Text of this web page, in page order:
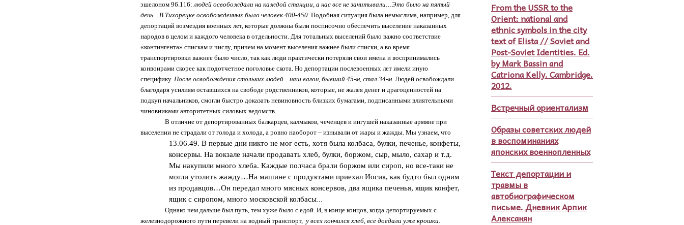
эшелоном 96.116:людей освобождали на каждой станции, а нас все не зачитывали…Это было на пятый
день…В Тихорецке освобожденных было человек 400-450. Подобная ситуация была немыслима, например, для
депортаций возмездия военных лет, которые должны были посписочно обеспечить выселение наказанных
народов в целом и каждого человека в отдельности. Для тотальных выселений было важно соответствие
«контингента» спискам и числу, причем на момент выселения важнее были списки, а во время
транспортировки важнее было число, так как люди практически потеряли свои имена и воспринимались
конвоирами скорее как подотчетное поголовье скота. Но депортации послевоенных лет имели иную
специфику. После освобождения стольких людей…наш вагон, бывший 45-м, стал 34-м. Людей освобождали
благодаря усилиям оставшихся на свободе родственников, которые, не жалея денег и драгоценностей на
подкуп начальников, смогли быстро доказать невиновность близких бумагами, подписанными влиятельными
чиновниками авторитетных силовых ведомств.
В отличие от депортированных балкарцев, калмыков, чеченцев и ингушей наказанные армяне при
выселении не страдали от голода и холода, а ровно наоборот – изнывали от жары и жажды. Мы узнаем, что
13.06.49. В первые дни никто не мог есть, хотя была колбаса, булки, печенье, конфеты,
консервы. На вокзале начали продавать хлеб, булки, боржом, сыр, мыло, сахар и т.д.
Мы накупили много хлеба. Каждые полчаса брали боржом или сироп, но все-таки не
могли утолить жажду…На машине с продуктами приехал Иосик, как будто был одним
из продавцов…Он передал много мясных консервов, два ящика печенья, ящик конфет,
ящик с сиропом, много московской колбасы…
Однако чем дальше был путь, тем хуже было с едой. И, в конце концов, когда депортируемых с
железнодорожного пути перевели на водный транспорт, у всех кончился хлеб, все доедали уже крошки.
From the USSR to the
Orient: national and
ethnic symbols in the city
text of Elista // Soviet and
Post-Soviet Identities. Ed.
by Mark Bassin and
Catriona Kelly. Cambridge.
2012.
Встречный ориентализм
Образы советских людей
в воспоминаниях
японских военнопленных
Текст депортации и
травмы в
автобиографическом
письме. Дневник Арпик
Алексанян